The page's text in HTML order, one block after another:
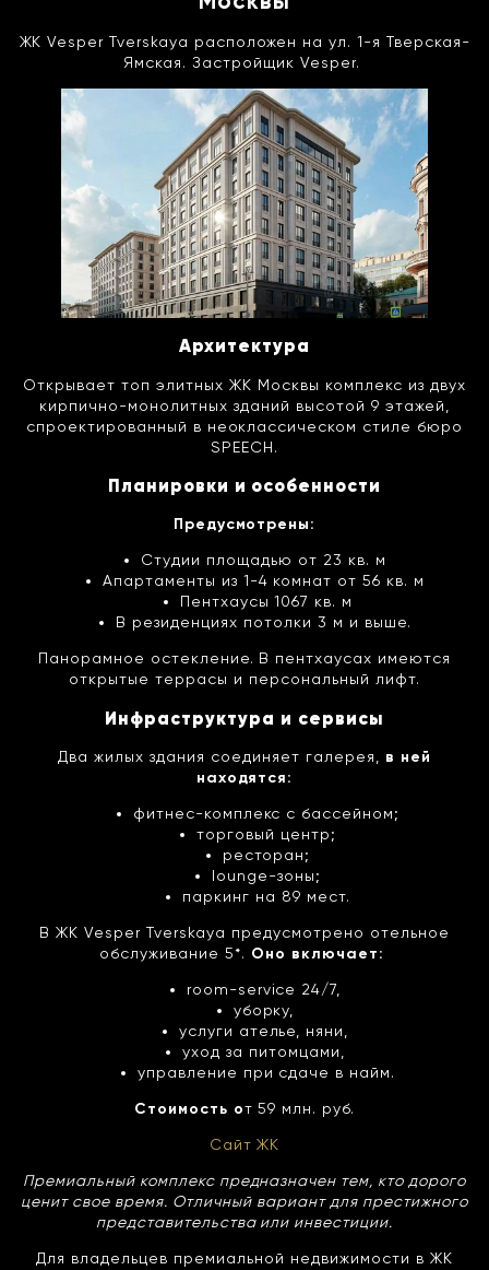
ЖК Vesper Tverskaya расположен на ул. 1-я Тверская-
Ямская. Застройщик Vesper.
Архитектура
Открывает топ элитных ЖК Москвы комплекс из двух
кирпично-монолитных зданий высотой 9 этажей,
спроектированный в неоклассическом стиле бюро
SPEECH.
Планировки и особенности
Предусмотрены:
Студии площадью от 23 кв. м
Апартаменты из 1-4 комнат от 56 кв. м
Пентхаусы 1067 кв. м
В резиденциях потолки 3 м и выше.
Панорамное остекление. В пентхаусах имеются
открытые террасы и персональный лифт.
Инфраструктура и сервисы
Два жилых здания соединяет галерея, в ней
находятся:
фитнес-комплекс с бассейном;
торговый центр;
ресторан;
lounge-зоны;
паркинг на 89 мест.
В ЖК Vesper Tverskaya предусмотрено отельное
обслуживание 5*. Оно включает:
room-service 24/7,
уборку,
услуги ателье, няни,
уход за питомцами,
управление при сдаче в найм.
Стоимость от 59 млн. руб.
Сайт ЖК
Премиальный комплекс предназначен тем, кто дорого
ценит свое время. Отличный вариант для престижного
представительства или инвестиции.
Для владельцев премиальной недвижимости в ЖК